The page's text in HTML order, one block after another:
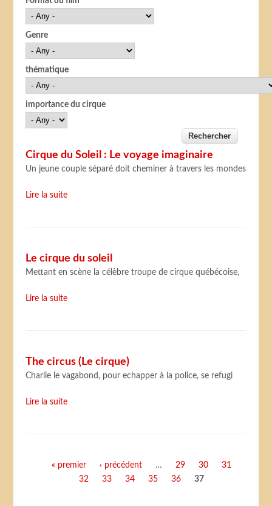
Genre
thématique
importance du cirque
Cirque du Soleil : Le voyage imaginaire
Un jeune couple séparé doit cheminer à travers les mondes
Lire la suite
Le cirque du soleil
Mettant en scène la célèbre troupe de cirque québécoise,
Lire la suite
The circus (Le cirque)
Charlie le vagabond, pour echapper à la police, se refugi
Lire la suite
Pages« premier ‹ précédent … 29 30
31
32
33 34 35 36 37